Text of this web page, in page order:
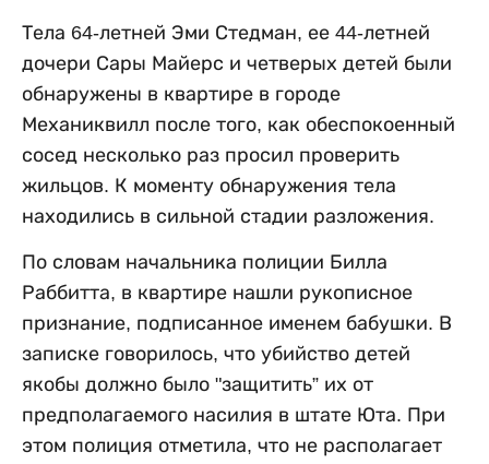
Тела 64-летней Эми Стедман, ее 44-летней
дочери Сары Майерс и четверых детей были
обнаружены в квартире в городе
Механиквилл после того, как обеспокоенный
сосед несколько раз просил проверить
жильцов. К моменту обнаружения тела
находились в сильной стадии разложения.
По словам начальника полиции Билла
Раббитта, в квартире нашли рукописное
признание, подписанное именем бабушки. В
записке говорилось, что убийство детей
якобы должно было "защитить” их от
предполагаемого насилия в штате Юта. При
этом полиция отметила, что не располагает